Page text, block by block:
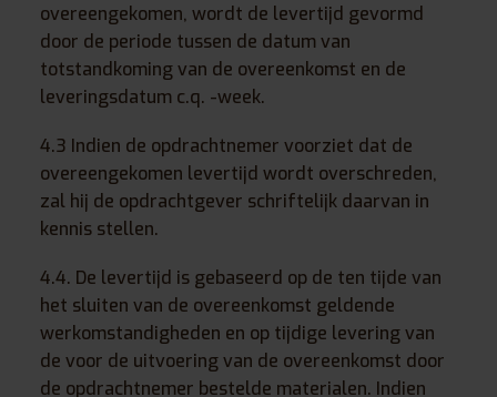
overeengekomen, wordt de levertijd gevormd
door de periode tussen de datum van
totstandkoming van de overeenkomst en de
leveringsdatum c.q. -week.
4.3 Indien de opdrachtnemer voorziet dat de
overeengekomen levertijd wordt overschreden,
zal hij de opdrachtgever schriftelijk daarvan in
kennis stellen.
4.4. De levertijd is gebaseerd op de ten tijde van
het sluiten van de overeenkomst geldende
werkomstandigheden en op tijdige levering van
de voor de uitvoering van de overeenkomst door
de opdrachtnemer bestelde materialen. Indien